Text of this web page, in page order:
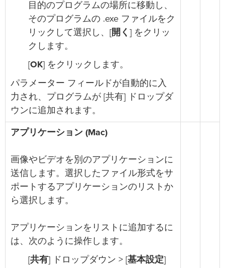
目的のプログラムの場所に移動し、
そのプログラムの .exe ファイルをク
リックして選択し、[開く ] をクリッ
クします。
[OK] をクリックします。
パラメーター フィールドが自動的に入
力され、プログラムが [共有] ドロップダ
ウンに追加されます。
アプリケーション (Mac)
画像やビデオを別のアプリケーションに
送信します。選択したファイル形式をサ
ポートするアプリケーションのリストか
ら選択します。
アプリケーションをリストに追加するに
は、次のように操作します。
[共有] ドロップダウン > [基本設定]